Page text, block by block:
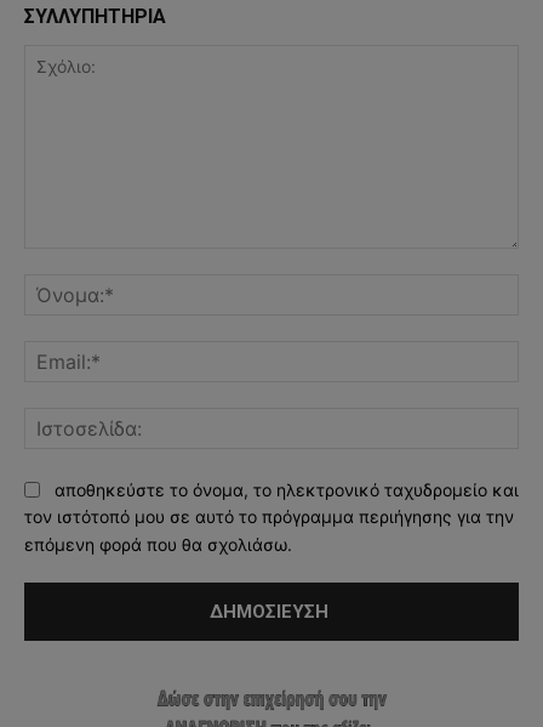
ΣΥΛΛΥΠΗΤΗΡΙΑ
αποθηκεύστε το όνομα, το ηλεκτρονικό ταχυδρομείο και
τον ιστότοπό μου σε αυτό το πρόγραμμα περιήγησης για την
επόμενη φορά που θα σχολιάσω.